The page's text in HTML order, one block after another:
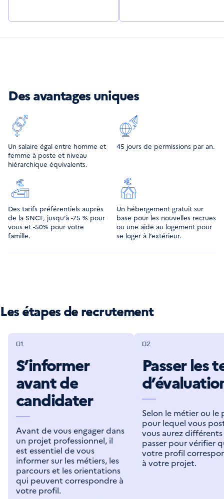
Des avantages uniques
Un salaire égal entre homme et
femme à poste et niveau
hiérarchique équivalents.
45 jours de permissions par an.
Des tarifs préférentiels auprès
de la SNCF, jusqu’à -75 % pour
vous et -50% pour votre
famille.
Un hébergement gratuit sur
base pour les nouvelles recrues
ou une aide au logement pour
se loger à l’extérieur.
Les étapes de recrutement
01.
S’informer
avant de
candidater
Avant de vous engager dans
un projet professionnel, il
est essentiel de vous
informer sur les métiers, les
parcours et les orientations
qui peuvent correspondre à
votre profil.
02.
Passer les
Selon le métier ou le
pour lequel vous
vous aurez
passer pour vérifier
votre profil
à votre projet.